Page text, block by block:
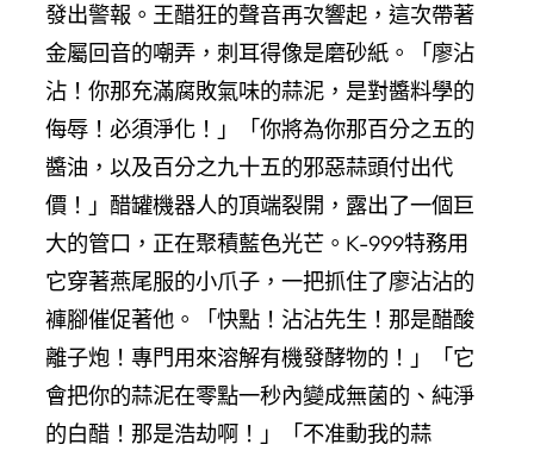
發出警報。王醋狂的聲音再次響起，這次帶著
金屬回音的嘲弄，刺耳得像是磨砂紙。「廖沾
沾！你那充滿腐敗氣味的蒜泥，是對醬料學的
侮辱！必須淨化！」「你將為你那百分之五的
醬油，以及百分之九十五的邪惡蒜頭付出代
價！」醋罐機器人的頂端裂開，露出了一個巨
大的管口，正在聚積藍色光芒。K-999特務用
它穿著燕尾服的小爪子，一把抓住了廖沾沾的
褲腳催促著他。「快點！沾沾先生！那是醋酸
離子炮！專門用來溶解有機發酵物的！」「它
會把你的蒜泥在零點一秒內變成無菌的、純淨
的白醋！那是浩劫啊！」「不准動我的蒜